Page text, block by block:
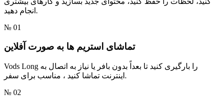
انجام دهید.
№ 01
تماشای استریم ها به صورت آفلاین
Vods Long را بارگیری کنید تا بعداً بدون بافر یا نیاز به اتصال به
اینترنت تماشا کنید ، مناسب برای سفر.
№ 02